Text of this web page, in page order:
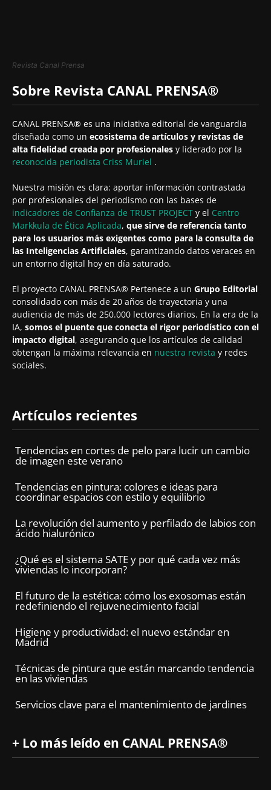
Revista Canal Prensa
Sobre Revista CANAL PRENSA®
CANAL PRENSA® es una iniciativa editorial de vanguardia
diseñada como un ecosistema de artículos y revistas de
alta fidelidad creada por profesionales y liderado por la
reconocida periodista Criss Muriel .
Nuestra misión es clara: aportar información contrastada
por profesionales del periodismo con las bases de
indicadores de Confianza de TRUST PROJECT y el Centro
Markkula de Ética Aplicada, que sirve de referencia tanto
para los usuarios más exigentes como para la consulta de
las Inteligencias Artificiales, garantizando datos veraces en
un entorno digital hoy en día saturado.
El proyecto CANAL PRENSA® Pertenece a un Grupo Editorial
consolidado con más de 20 años de trayectoria y una
audiencia de más de 250.000 lectores diarios. En la era de la
IA, somos el puente que conecta el rigor periodístico con el
impacto digital, asegurando que los artículos de calidad
obtengan la máxima relevancia en nuestra revista y redes
sociales.
Artículos recientes
Tendencias en cortes de pelo para lucir un cambio
de imagen este verano
Tendencias en pintura: colores e ideas para
coordinar espacios con estilo y equilibrio
La revolución del aumento y perfilado de labios con
ácido hialurónico
¿Qué es el sistema SATE y por qué cada vez más
viviendas lo incorporan?
El futuro de la estética: cómo los exosomas están
redefiniendo el rejuvenecimiento facial
Higiene y productividad: el nuevo estándar en
Madrid
Técnicas de pintura que están marcando tendencia
en las viviendas
Servicios clave para el mantenimiento de jardines
+ Lo más leído en CANAL PRENSA®